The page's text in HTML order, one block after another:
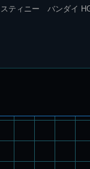
ティニー バンダイ